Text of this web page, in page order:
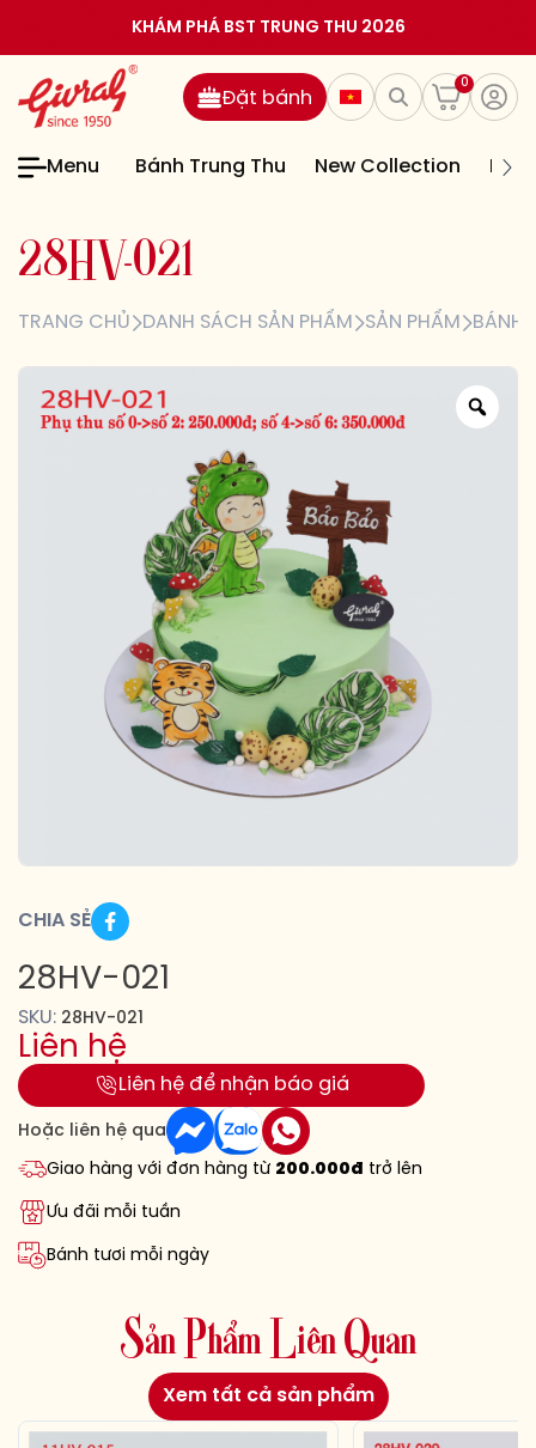
KHÁM PHÁ BST TRUNG THU 2026
0
Đặt bánh
Menu Bánh Trung Thu New Collection
28 H V-021
TRANG CHỦ DANH SÁCH SẢN PHẨM SẢN PHẨM BÁNH
CHIA SẺ
28HV-021
SKU: 28HV-021
Liên hệ
Liên hệ để nhận báo giá
Hoặc liên hệ qua
Giao hàng với đơn hàng từ 200.000đ trở lên
Ưu đãi mỗi tuần
Bánh tươi mỗi ngày
Sản Phẩm Liên Quan
Xem tất cả sản phẩm